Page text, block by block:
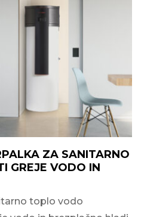
ZA SANITARNO
GREJE VODO IN
toplo vodo